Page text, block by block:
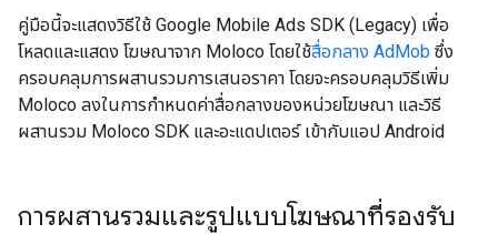
คู่มือนี้จะแสดงวิธีใช้ Google Mobile Ads SDK (Legacy) เพื่อ
โหลดและแสดง โฆษณาจาก Moloco โดยใช้สื่อกลาง AdMob ซึ่ง
ครอบคลุมการผสานรวมการเสนอราคา โดยจะครอบคลุมวิธีเพิ่ม
Moloco ลงในการกำหนดค่าสื่อกลางของหน่วยโฆษณา และวิธี
ผสานรวม Moloco SDK และอะแดปเตอร์ เข้ากับแอป Android
การผสานรวมและรูปแบบโฆษณาที่รองรับ